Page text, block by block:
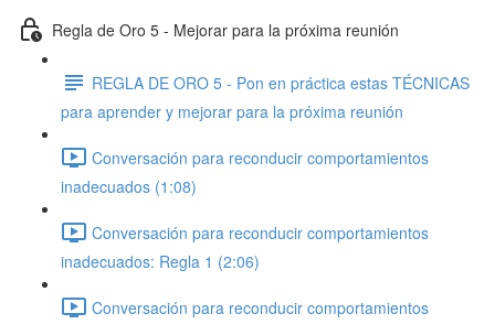
Regla de Oro 5 - Mejorar para la próxima reunión
REGLA DE ORO 5 - Pon en práctica estas TÉCNICAS
para aprender y mejorar para la próxima reunión
Conversación para reconducir comportamientos
inadecuados (1:08)
Conversación para reconducir comportamientos
inadecuados: Regla 1 (2:06)
Conversación para reconducir comportamientos